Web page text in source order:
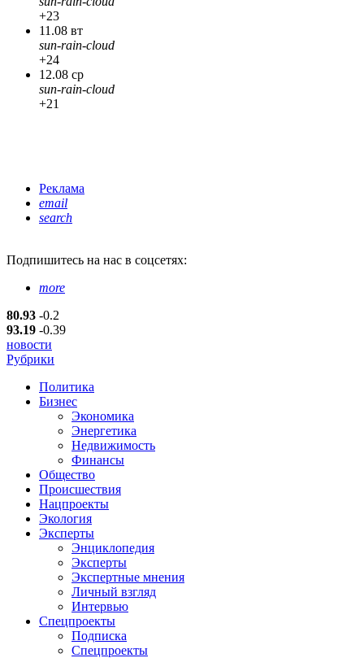
+23
11.08 вт
sun-rain-cloud
+24
12.08 ср
sun-rain-cloud
+21
Реклама
email
search
Подпишитесь на нас в соцсетях:
more
80.93 -0.2
93.19 -0.39
новости
Рубрики
Политика
Бизнес
Экономика
Энергетика
Недвижимость
Финансы
Общество
Происшествия
Нацпроекты
Экология
Эксперты
Энциклопедия
Эксперты
Экспертные мнения
Личный взгляд
Интервью
Спецпроекты
Подписка
Спецпроекты